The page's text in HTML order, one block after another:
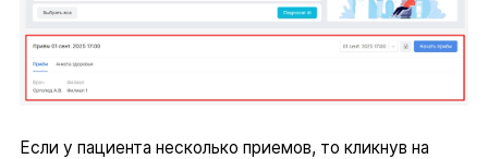
Если у пациента несколько приемов, то кликнув на